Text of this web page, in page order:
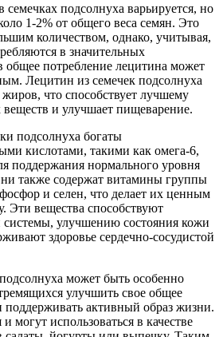
подсолнуха варьируется, но
1-2% от общего веса семян. Это
количеством, однако, учитывая,
в значительных
общее потребление лецитина может
Лецитин из семечек подсолнуха
что способствует лучшему
и улучшает пищеварение.
подсолнуха богаты
кислотами, такими как омега-6,
поддержания нормального уровня
также содержат витамины группы
и селен, что делает их ценным
Эти вещества способствуют
улучшению состояния кожи
здоровье сердечно-сосудистой
может быть особенно
улучшить свое общее
поддерживать активный образ жизни.
могут использоваться в качестве